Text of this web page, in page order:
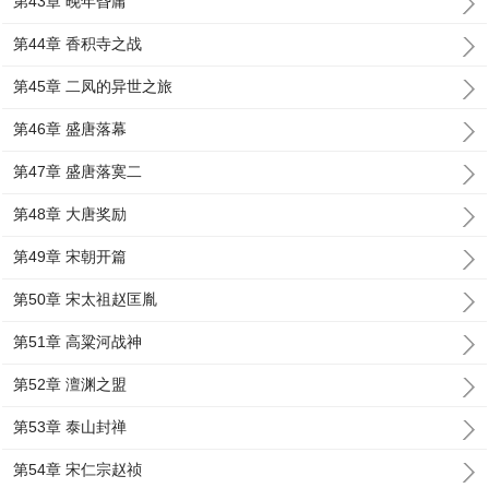
第44章 香积寺之战
第45章 二凤的异世之旅
第46章 盛唐落幕
第47章 盛唐落寞二
第48章 大唐奖励
第49章 宋朝开篇
第50章 宋太祖赵匡胤
第51章 高粱河战神
第52章 澶渊之盟
第53章 泰山封禅
第54章 宋仁宗赵祯